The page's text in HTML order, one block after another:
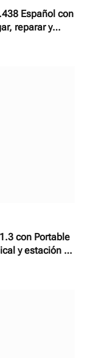
Español con
reparar y
con Portable
y estación de